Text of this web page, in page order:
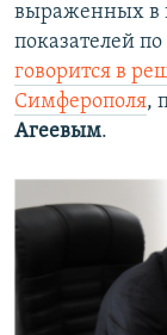
выраженных в
показателей
говорится в
Симферополя,
Агеевым.